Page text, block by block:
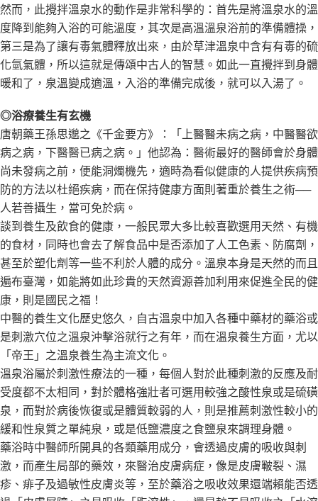
然而，此攪拌溫泉水的動作是非常科學的：首先是將溫泉水的溫
度降到能夠入浴的可能溫度，其次是高溫溫泉浴前的準備體操，
第三是為了讓有毒氣體釋放出來，由於草津溫泉中含有有毒的硫
化氫氣體，所以這就是傳頌中古人的智慧。如此一直攪拌到身體
暖和了，泉溫變成適溫，入浴的準備完成後，就可以入湯了。
◎浴療養生有玄機
唐朝藥王孫思邈之《千金要方》：「上醫醫未病之病，中醫醫欲
病之病，下醫醫已病之病。」他認為：醫術最好的醫師會於身體
尚未發病之前，便能洞燭機先，適時為看似健康的人提供疾病預
防的方法以杜絕疾病，而在保持健康方面則著重於養生之術──
人若善攝生，當可免於病。
談到養生及飲食的健康，一般民眾大多比較喜歡選用天然、有機
的食材，同時也會去了解食品中是否添加了人工色素、防腐劑，
甚至於塑化劑等一些不利於人體的成分。溫泉本身是天然的而且
遍布臺灣，如能將如此珍貴的天然資源善加利用來促進全民的健
康，則是國民之福！
中醫的養生文化歷史悠久，自古溫泉中加入各種中藥材的藥浴或
是刺激穴位之溫泉沖擊浴就行之有年，而在溫泉養生方面，尤以
「帝王」之溫泉養生為主流文化。
溫泉浴屬於刺激性療法的一種，每個人對於此種刺激的反應及耐
受度都不太相同，對於體格強壯者可選用較強之酸性泉或是硫磺
泉，而對於病後恢復或是體質較弱的人，則是推薦刺激性較小的
緩和性泉質之單純泉，或是低鹽濃度之食鹽泉來調理身體。
藥浴時中醫師所開具的各類藥用成分，會透過皮膚的吸收與刺
激，而產生局部的藥效，來醫治皮膚病症，像是皮膚皸裂、濕
疹、痱子及過敏性皮膚炎等，至於藥浴之吸收效果還端賴能否透